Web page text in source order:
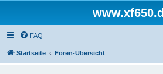
FAQ
Startseite Foren-Übersicht